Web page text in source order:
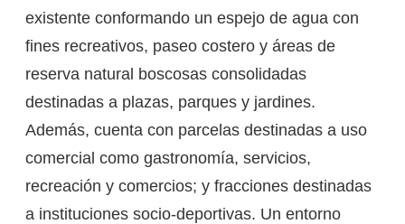
existente conformando un espejo de agua con
fines recreativos, paseo costero y áreas de
reserva natural boscosas consolidadas
destinadas a plazas, parques y jardines.
Además, cuenta con parcelas destinadas a uso
comercial como gastronomía, servicios,
recreación y comercios; y fracciones destinadas
a instituciones socio-deportivas. Un entorno